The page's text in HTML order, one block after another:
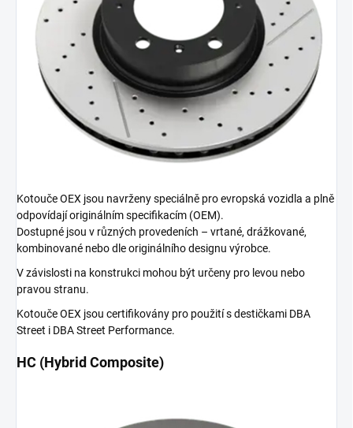
Kotouče OEX jsou navrženy speciálně pro evropská vozidla a plně
odpovídají originálním specifikacím (OEM).
Dostupné jsou v různých provedeních – vrtané, drážkované,
kombinované nebo dle originálního designu výrobce.
V závislosti na konstrukci mohou být určeny pro levou nebo
pravou stranu.
Kotouče OEX jsou certifikovány pro použití s destičkami DBA
Street i DBA Street Performance.
HC (Hybrid Composite)